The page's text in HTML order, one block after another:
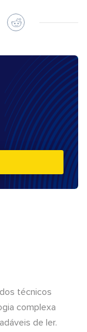
técnicos
complexa
de ler.